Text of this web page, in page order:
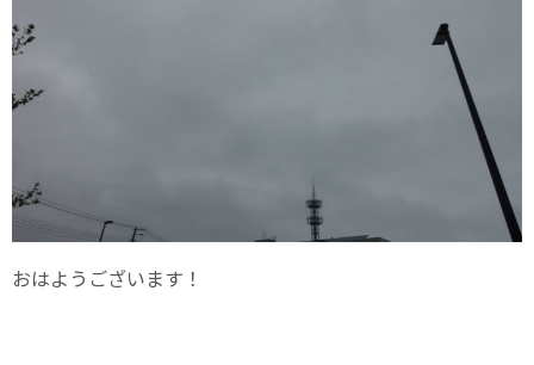
おはようございます！